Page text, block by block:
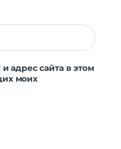
адрес сайта в этом
моих